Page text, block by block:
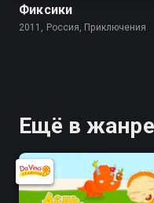
Фиксики
2011, Россия, Приключения
Ещё в